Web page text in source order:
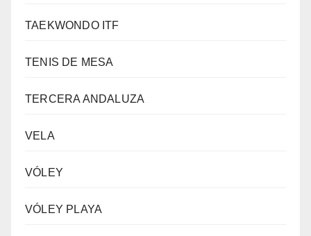
TAEKWONDO ITF
TENIS DE MESA
TERCERA ANDALUZA
VELA
VÓLEY
VÓLEY PLAYA